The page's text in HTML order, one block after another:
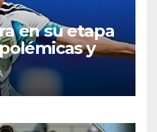
en su etapa
y